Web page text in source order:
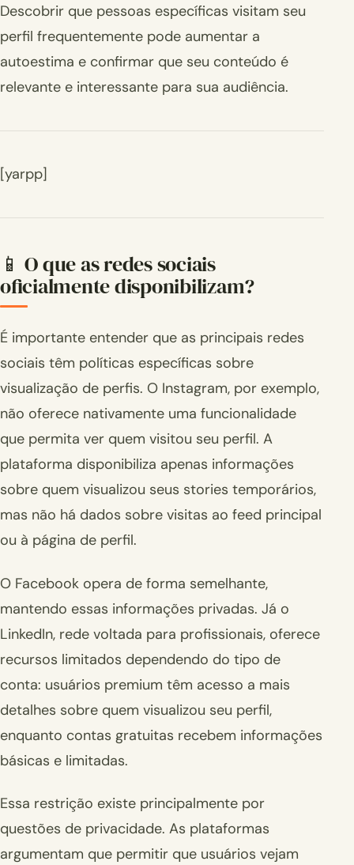
Descobrir que pessoas específicas visitam seu
perfil frequentemente pode aumentar a
autoestima e confirmar que seu conteúdo é
relevante e interessante para sua audiência.
[yarpp]
📱 O que as redes sociais
oficialmente disponibilizam?
É importante entender que as principais redes
sociais têm políticas específicas sobre
visualização de perfis. O Instagram, por exemplo,
não oferece nativamente uma funcionalidade
que permita ver quem visitou seu perfil. A
plataforma disponibiliza apenas informações
sobre quem visualizou seus stories temporários,
mas não há dados sobre visitas ao feed principal
ou à página de perfil.
O Facebook opera de forma semelhante,
mantendo essas informações privadas. Já o
LinkedIn, rede voltada para profissionais, oferece
recursos limitados dependendo do tipo de
conta: usuários premium têm acesso a mais
detalhes sobre quem visualizou seu perfil,
enquanto contas gratuitas recebem informações
básicas e limitadas.
Essa restrição existe principalmente por
questões de privacidade. As plataformas
argumentam que permitir que usuários vejam